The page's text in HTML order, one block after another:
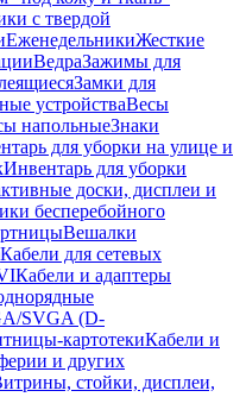
с твердой
ЕженедельникиЖесткие
ВедраЗажимы для
Замки для
устройстваВесы
напольныеЗнаки
для уборки на улице и
Инвентарь для уборки
доски, дисплеи и
бесперебойного
Вешалки
Кабели для сетевых
Кабели и адаптеры
SVGA (D-
картотекиКабели и
и других
стойки, дисплеи,